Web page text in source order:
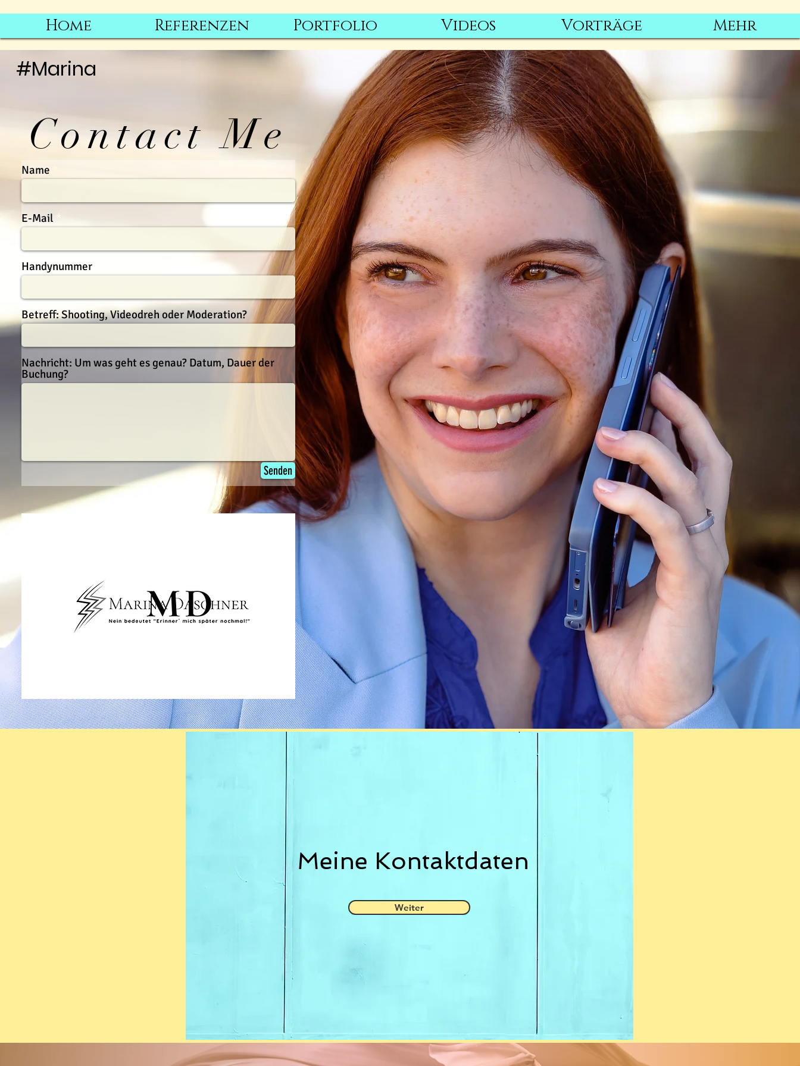
#Marina
Home Referenzen Portfolio Videos Vorträge Mehr
Contact Me
Name
E-Mail
Handynummer
Betreff: Shooting, Videodreh oder Moderation?
Nachricht: Um was geht es genau? Datum, Dauer der
Buchung?
Senden
Meine Kontaktdaten
Weiter